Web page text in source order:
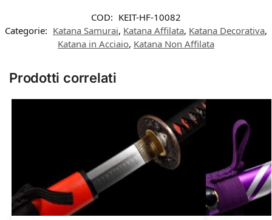
COD: KEIT-HF-10082
Categorie: Katana Samurai, Katana Affilata, Katana Decorativa,
Katana in Acciaio, Katana Non Affilata
Prodotti correlati